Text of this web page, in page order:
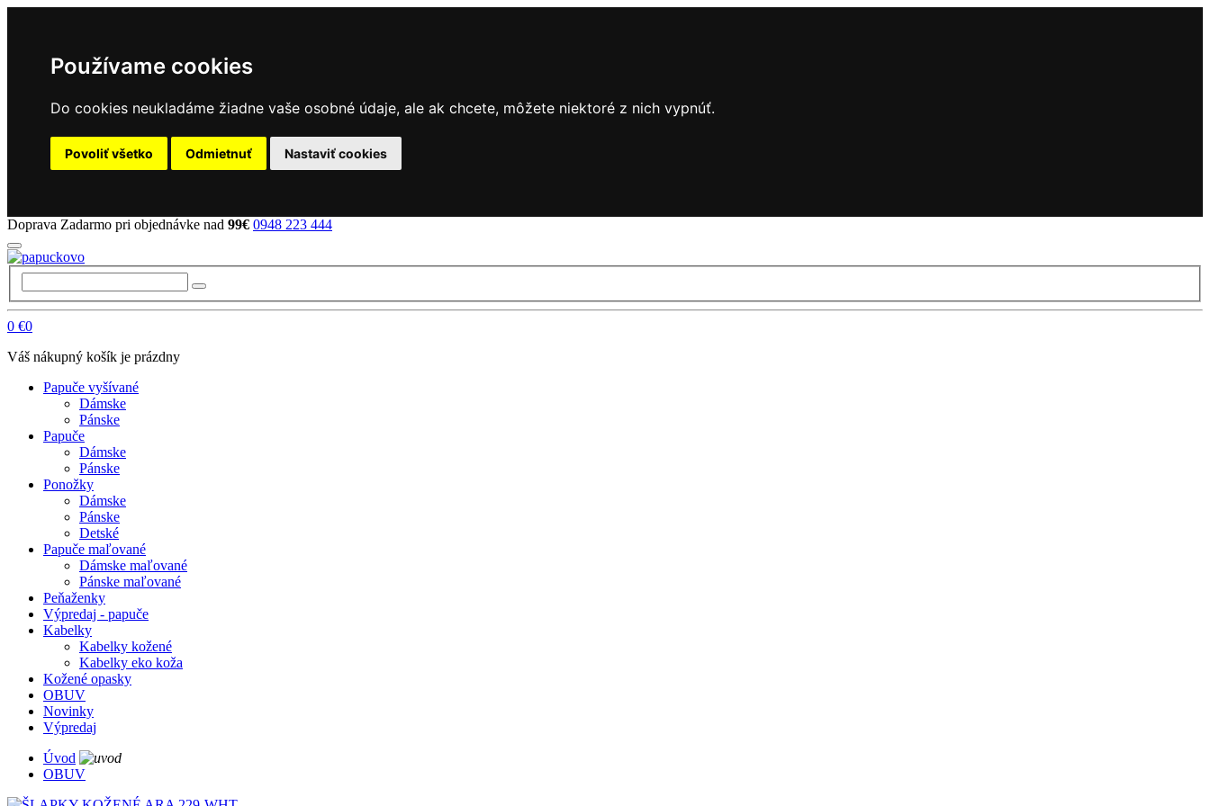
Používame cookies
Do cookies neukladáme žiadne vaše osobné údaje, ale ak chcete, môžete niektoré z nich vypnúť.
Povoliť všetko Odmietnuť Nastaviť cookies
Doprava Zadarmo pri objednávke nad 99€ 0948 223 444
0 €0
Váš nákupný košík je prázdny
Papuče vyšívané
Dámske
Pánske
Papuče
Dámske
Pánske
Ponožky
Dámske
Pánske
Detské
Papuče maľované
Dámske maľované
Pánske maľované
Peňaženky
Výpredaj - papuče
Kabelky
Kabelky kožené
Kabelky eko koža
Kožené opasky
OBUV
Novinky
Výpredaj
Úvod
OBUV